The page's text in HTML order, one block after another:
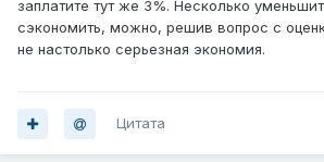
заплатите тут же 3%. Несколько
сэкономить, можно, решив вопрос с
не настолько серьезная экономия.
Цитата